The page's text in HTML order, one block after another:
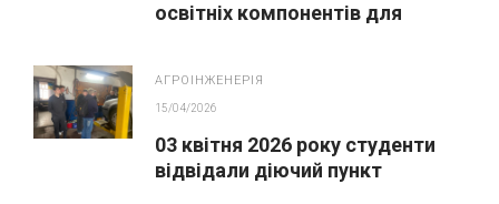
освітніх компонентів для
«Агроінженерія»
АГРОІНЖЕНЕРІЯ
15/04/2026
03 квітня 2026 року студенти
відвідали діючий пункт